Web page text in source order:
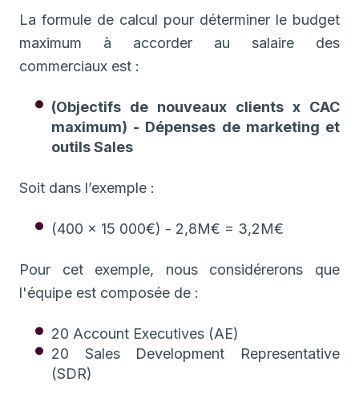
La formule de calcul pour déterminer le budget
maximum à accorder au salaire des
commerciaux est :
‍(Objectifs de nouveaux clients x CAC
maximum) - Dépenses de marketing et
outils Sales
Soit dans l’exemple :
(400 x 15 000€) - 2,8M€ = 3,2M€
Pour cet exemple, nous considérerons que
l'équipe est composée de :
20 Account Executives (AE)
20 Sales Development Representative
(SDR)